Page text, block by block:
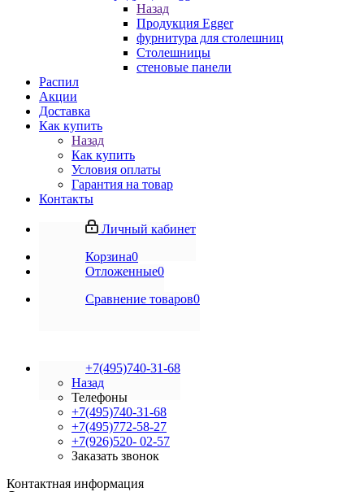
Назад
Продукция Egger
фурнитура для столешниц
Столешницы
стеновые панели
Распил
Акции
Доставка
Как купить
Назад
Как купить
Условия оплаты
Гарантия на товар
Контакты
Личный кабинет
Корзина0
Отложенные0
Сравнение товаров0
+7(495)740-31-68
Назад
Телефоны
+7(495)740-31-68
+7(495)772-58-27
+7(926)520- 02-57
Заказать звонок
Контактная информация